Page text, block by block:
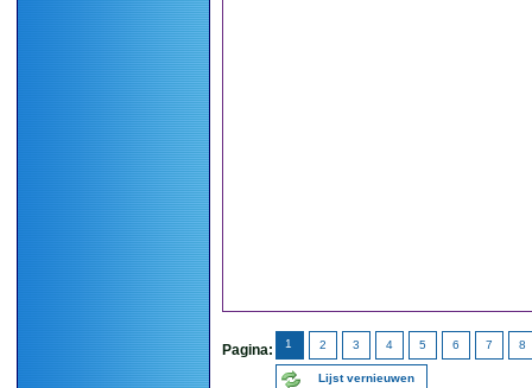
Pagina: 1 2 3 4 5 6 7 8
Lijst vernieuwen